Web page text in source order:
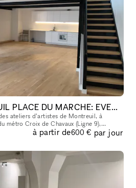
LOFT BAS-MONTREUIL PLACE DU MARCHE: EVENT EXPO SHOOTING SHOWROOM
ateliers d’artistes de Montreuil, à
métro Croix de Chavaux (Ligne 9),
surface 186m² sur 2 niveaux , nich
à partir de600 € par jour